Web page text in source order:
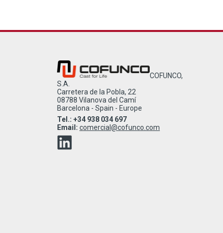
COFUNCO,
S.A.
Carretera de la Pobla, 22
08788 Vilanova del Camí
Barcelona - Spain - Europe
Tel.: +34 938 034 697
Email: comercial@cofunco.com